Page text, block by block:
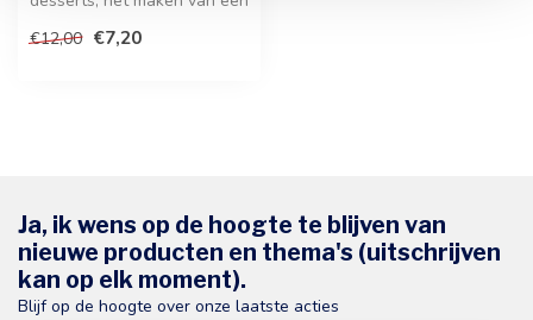
€12,00 €7,20
Ja, ik wens op de hoogte te blijven van
nieuwe producten en thema's (uitschrijven
kan op elk moment).
Blijf op de hoogte over onze laatste acties